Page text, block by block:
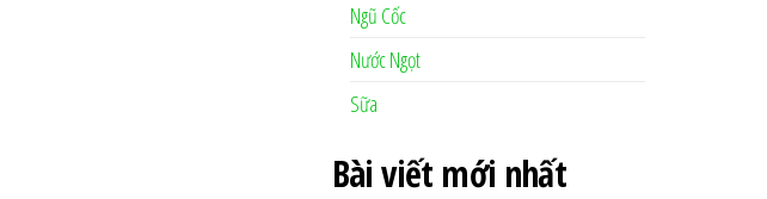
Ngũ Cốc
Nước Ngọt
Sữa
Bài viết mới nhất